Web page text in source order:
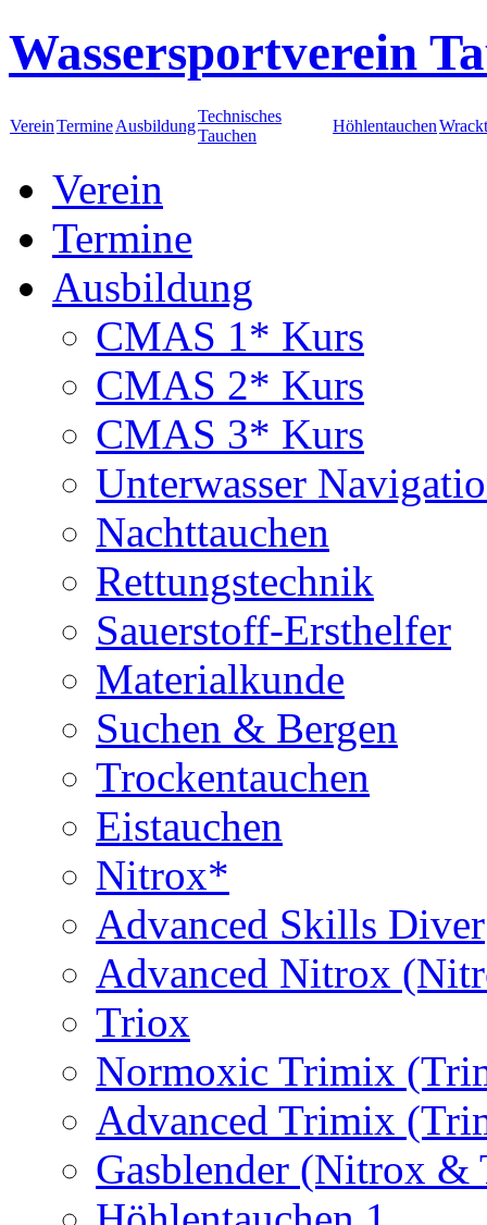
Wassersportverein
VereinTermineAusbildung
Technisches
Tauchen
Höhlentauchen
Verein
Termine
Ausbildung
CMAS 1* Kurs
CMAS 2* Kurs
CMAS 3* Kurs
Unterwasser
Nachttauchen
Rettungstechnik
Sauerstoff-Ersthelfer
Materialkunde
Suchen & Bergen
Trockentauchen
Eistauchen
Nitrox*
Advanced Skills Diver
Advanced Nitrox
Triox
Normoxic Trimix
Advanced Trimix
Gasblender (Nitrox